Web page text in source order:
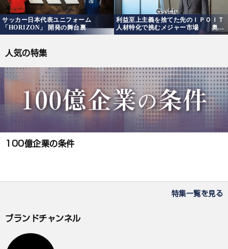
サッカー日本代表ユニフォーム
「HORIZON」 開発の舞台裏
利益至上主義を捨てた先のＩＰＯＩＴ
人材特化で挑むメジャー市場 奥山
貴広
人気の特集
100億企業の条件
特集一覧を見る
ブランドチャンネル